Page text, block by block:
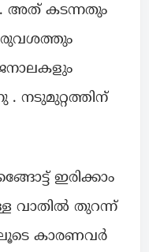
അത് കടന്നതും
. നടുമുറ്റത്തിന്
ഇരിക്കാം
വാതിൽ തുറന്ന്
കാരണവർ